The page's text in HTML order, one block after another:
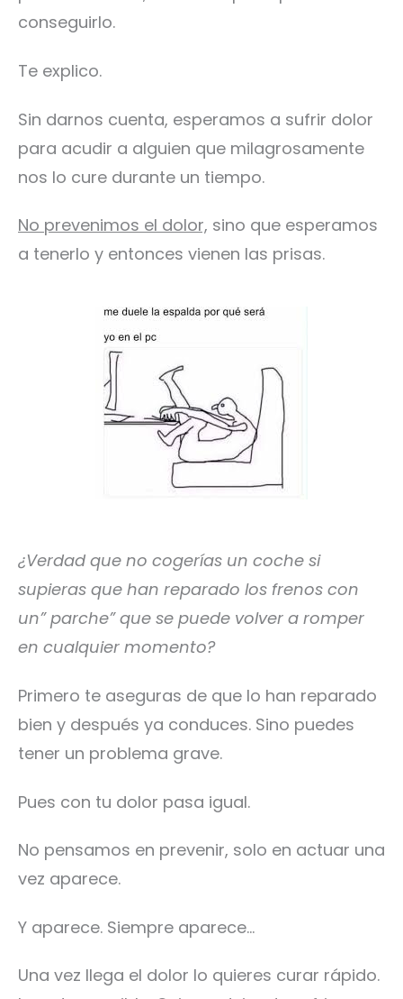
conseguirlo.
Te explico.
Sin darnos cuenta, esperamos a sufrir dolor
para acudir a alguien que milagrosamente
nos lo cure durante un tiempo.
No prevenimos el dolor, sino que esperamos
a tenerlo y entonces vienen las prisas.
¿Verdad que no cogerías un coche si
supieras que han reparado los frenos con
un” parche” que se puede volver a romper
en cualquier momento?
Primero te aseguras de que lo han reparado
bien y después ya conduces. Sino puedes
tener un problema grave.
Pues con tu dolor pasa igual.
No pensamos en prevenir, solo en actuar una
vez aparece.
Y aparece. Siempre aparece…
Una vez llega el dolor lo quieres curar rápido.